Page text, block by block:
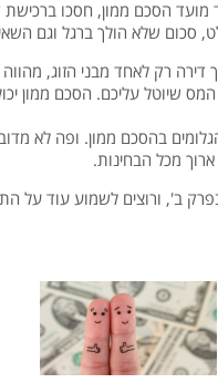
סכום שלא הולך ברגל וגם
דירה רק לאחד מבני הזוג,
המס שיוטל עליכם. הסכם ממון
בהסכם ממון. ופה לא
מכל הבחינות.
ב', ורוצים לשמוע עוד